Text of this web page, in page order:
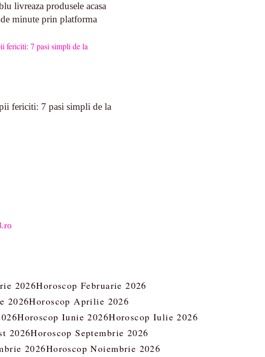
livreaza produsele acasa
minute prin platforma
fericiti: 7 pasi simpli de la
2026Horoscop Februarie 2026
2026Horoscop Aprilie 2026
Horoscop Iunie 2026Horoscop Iulie 2026
2026Horoscop Septembrie 2026
2026Horoscop Noiembrie 2026